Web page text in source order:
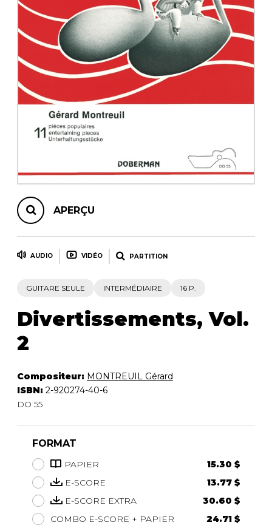
AUTRES PRODUITS
APERÇU
AUDIO VIDÉO PARTITION
GUITARE SEULE INTERMÉDIAIRE 16 P.
Divertissements, Vol.
2
Compositeur: MONTREUIL Gérard
ISBN: 2-920274-40-6
DO 55
FORMAT
PAPIER
15.30 $
E-SCORE
13.77 $
E-SCORE EXTRA
30.60 $
COMBO E-SCORE + PAPIER
24.71 $